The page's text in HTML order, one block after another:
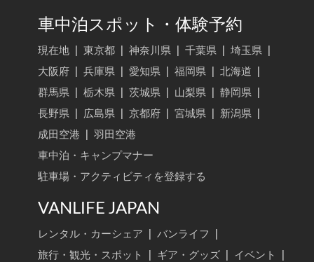
車中泊スポット・体験予約
現在地 東京都 神奈川県 千葉県 埼玉県
大阪府
兵庫県 愛知県 福岡県 北海道
群馬県
栃木県 茨城県 山梨県 静岡県
長野県
広島県 京都府 宮城県 新潟県
成田空港
羽田空港
車中泊・キャンプマナー
駐車場・アクティビティを登録する
VANLIFE JAPAN
レンタル・カーシェア バンライフ
旅行・観光・スポット
ギア・グッズ イベント